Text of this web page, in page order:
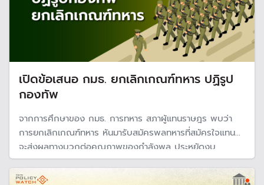
เปิดข้อเสนอ กมธ. ยกเลิกเกณฑ์ทหาร ปฏิรูป
กองทัพ
จากการศึกษาของ กมธ. การทหาร สภาผู้แทนราษฎร พบว่า
การยกเลิกเกณฑ์ทหาร หันมารับสมัครพลทหารที่สมัครใจแทน
จะส่งผลทางบวกต่อคุณภาพของกำลังพล ประหยัดงบ
ประมาณ และเป็นการปฏิรูปกองทัพให้มีประสิทิภาพมากขึ้น